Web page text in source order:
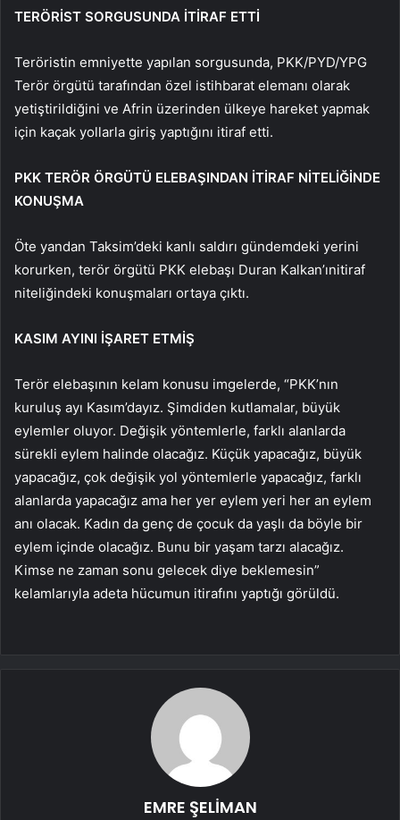
TERÖRİST SORGUSUNDA İTİRAF ETTİ
Teröristin emniyette yapılan sorgusunda, PKK/PYD/YPG
Terör örgütü tarafından özel istihbarat elemanı olarak
yetiştirildiğini ve Afrin üzerinden ülkeye hareket yapmak
için kaçak yollarla giriş yaptığını itiraf etti.
PKK TERÖR ÖRGÜTÜ ELEBAŞINDAN İTİRAF NİTELİĞİNDE
KONUŞMA
Öte yandan Taksim’deki kanlı saldırı gündemdeki yerini
korurken, terör örgütü PKK elebaşı Duran Kalkan’ınitiraf
niteliğindeki konuşmaları ortaya çıktı.
KASIM AYINI İŞARET ETMİŞ
Terör elebaşının kelam konusu imgelerde, “PKK’nın
kuruluş ayı Kasım’dayız. Şimdiden kutlamalar, büyük
eylemler oluyor. Değişik yöntemlerle, farklı alanlarda
sürekli eylem halinde olacağız. Küçük yapacağız, büyük
yapacağız, çok değişik yol yöntemlerle yapacağız, farklı
alanlarda yapacağız ama her yer eylem yeri her an eylem
anı olacak. Kadın da genç de çocuk da yaşlı da böyle bir
eylem içinde olacağız. Bunu bir yaşam tarzı alacağız.
Kimse ne zaman sonu gelecek diye beklemesin”
kelamlarıyla adeta hücumun itirafını yaptığı görüldü.
EMRE ŞELİMAN